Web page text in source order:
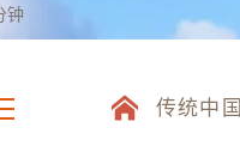
钟
传统中国